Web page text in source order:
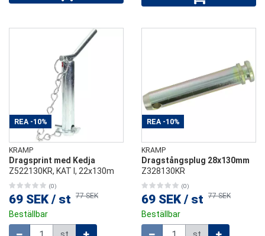
REA -10%
KRAMP
Dragsprint med Kedja
Z522130KR, KAT l, 22x130m
(0)
69 SEK / st 77 SEK
Beställbar
REA -10%
KRAMP
Dragstångsplug 28x130mm
Z328130KR
(0)
69 SEK / st 77 SEK
Beställbar